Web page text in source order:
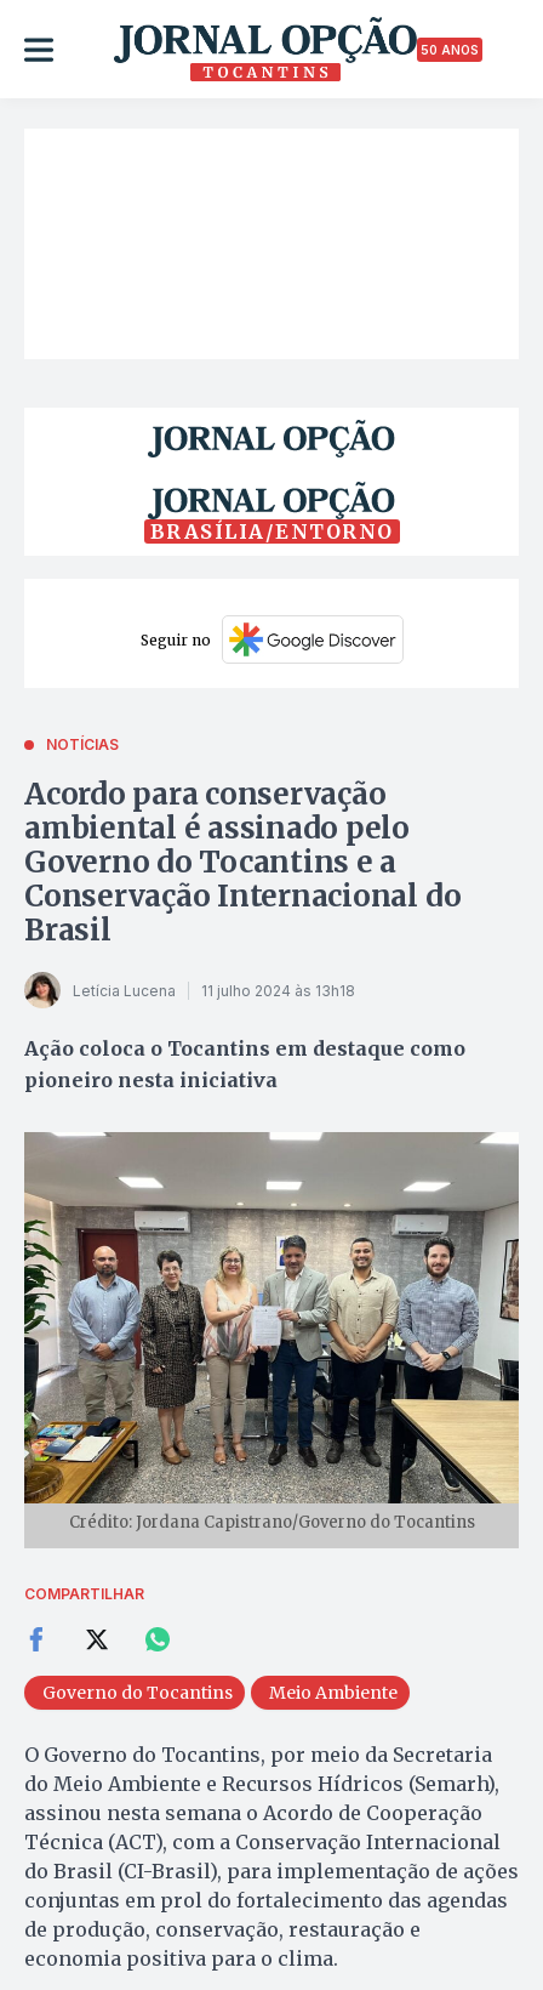
50 ANOS
BRASÍLIA/ENTORNO
Seguir no
NOTÍCIAS
Acordo para conservação
ambiental é assinado pelo
Governo do Tocantins e a
Conservação Internacional do
Brasil
Letícia Lucena 11 julho 2024 às 13h18
Ação coloca o Tocantins em destaque como
pioneiro nesta iniciativa
Crédito: Jordana Capistrano/Governo do Tocantins
COMPARTILHAR
Governo do Tocantins Meio Ambiente
O Governo do Tocantins, por meio da Secretaria
do Meio Ambiente e Recursos Hídricos (Semarh),
assinou nesta semana o Acordo de Cooperação
Técnica (ACT), com a Conservação Internacional
do Brasil (CI-Brasil), para implementação de ações
conjuntas em prol do fortalecimento das agendas
de produção, conservação, restauração e
economia positiva para o clima.